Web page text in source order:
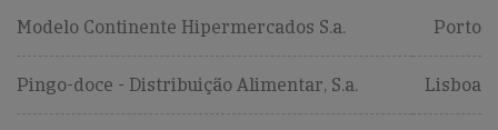
Modelo Continente Hipermercados S.a. Porto
Pingo-doce - Distribuição Alimentar, S.a. Lisboa